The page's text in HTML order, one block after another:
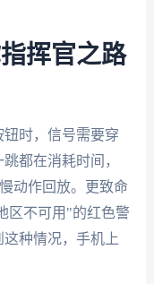
挥官之路
时，信号需要穿
都在消耗时间，
动作回放。更致命
区不可用"的红色警
种情况，手机上